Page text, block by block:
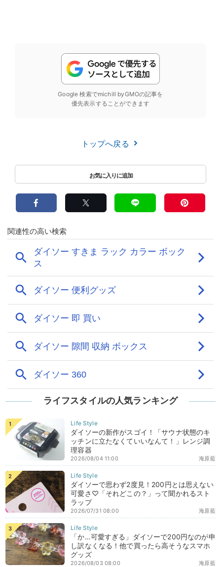
Google 検索でmichill byGMOの記事を
優先表示することができます
トップへ戻る
ライフスタイルの人気ランキング
ダイソーの新作がスゴイ！「サウナ状態のキ
ッチンに立たなくていいなんて！」レンジ調
理容器
海原藍
2026/08/04 11:00
ダイソーで思わず2度見！200円とは思えない
可愛さ♡「それどこの？」って聞かれるスト
ラップ
海原藍
2026/07/31 08:00
「か…可愛すぎる」ダイソーで200円なのが申
し訳なくなる！他で買ったら高そうなスマホ
グッズ
海原藍
2026/08/03 08:00